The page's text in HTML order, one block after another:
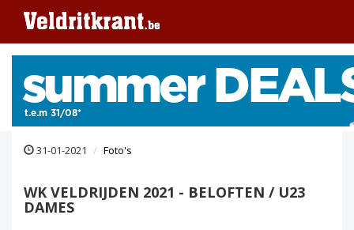
31-01-2021 Foto's
WK VELDRIJDEN 2021 - BELOFTEN / U23
DAMES